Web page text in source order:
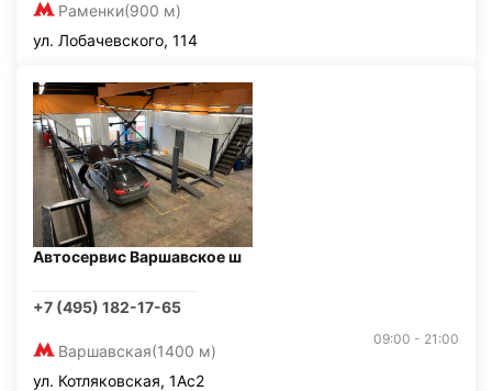
Раменки(900 м)
ул. Лобачевского, 114
Автосервис Варшавское ш
+7 (495) 182-17-65
Варшавская(1400 м)
09:00 - 21:00
ул. Котляковская, 1Ас2